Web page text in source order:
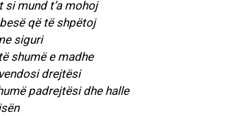
mund t’a mohoj
që të shpëtoj
siguri
shumë e madhe
drejtësi
padrejtësi dhe halle